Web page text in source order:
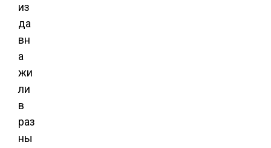
из
да
вн
а
жи
ли
в
раз
ны